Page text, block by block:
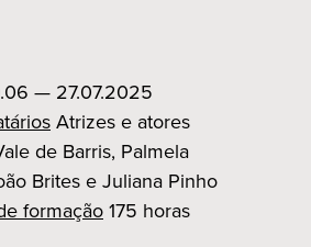
— 27.07.2025
Atrizes e atores
de Barris, Palmela
Brites e Juliana Pinho
formação175 horas